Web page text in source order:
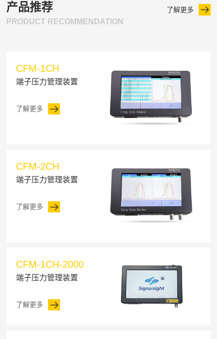
产品推荐
PRODUCT RECOMMENDATION
了解更多
CFM-1CH
端子压力管理装置
了解更多
CFM-2CH
端子压力管理装置
了解更多
CFM-1CH-2000
端子压力管理装置
了解更多